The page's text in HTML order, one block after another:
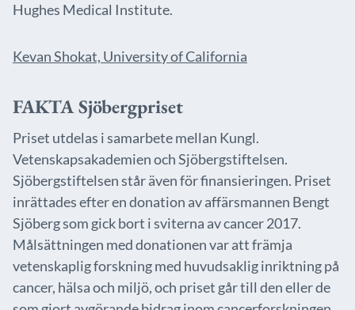
Hughes Medical Institute.
Kevan Shokat, University of California
FAKTA Sjöbergpriset
Priset utdelas i samarbete mellan Kungl.
Vetenskapsakademien och Sjöbergstiftelsen.
Sjöbergstiftelsen står även för finansieringen. Priset
inrättades efter en donation av affärsmannen Bengt
Sjöberg som gick bort i sviterna av cancer 2017.
Målsättningen med donationen var att främja
vetenskaplig forskning med huvudsaklig inriktning på
cancer, hälsa och miljö, och priset går till den eller de